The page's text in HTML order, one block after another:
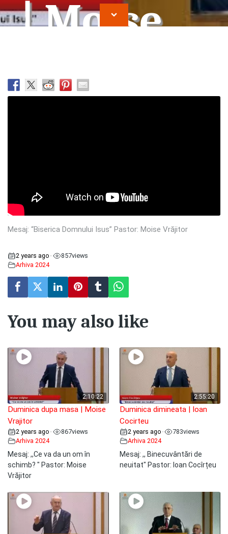
| Moise
Vrajitor
Mesaj: “Biserica Domnului Isus” Pastor: Moise Vrăjitor
2 years ago • 857views
Arhiva 2024
You may also like
2:10:22
Duminica dupa masa | Moise
Vrajitor
2 years ago • 867views
Arhiva 2024
Mesaj: ,,Ce va da un om în
schimb? " Pastor: Moise
Vrăjitor
2:55:20
Duminica dimineata | Ioan
Cocirteu
2 years ago • 783views
Arhiva 2024
Mesaj: ,, Binecuvântări de
neuitat" Pastor: Ioan Cocîrțeu